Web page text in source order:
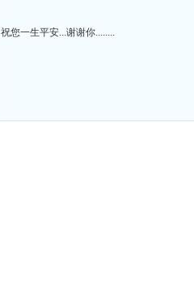
祝您一生平安...谢谢你........